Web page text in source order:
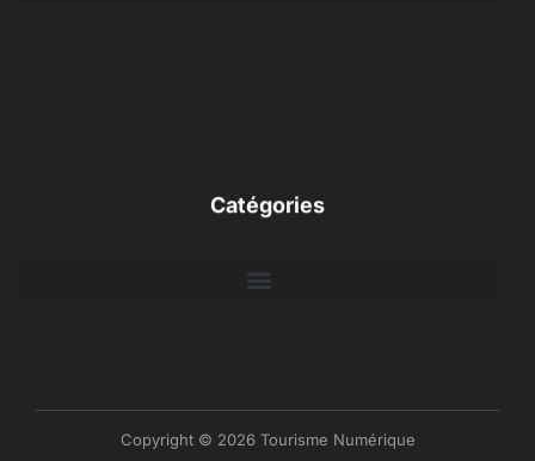
Catégories
Copyright © 2026 Tourisme Numérique